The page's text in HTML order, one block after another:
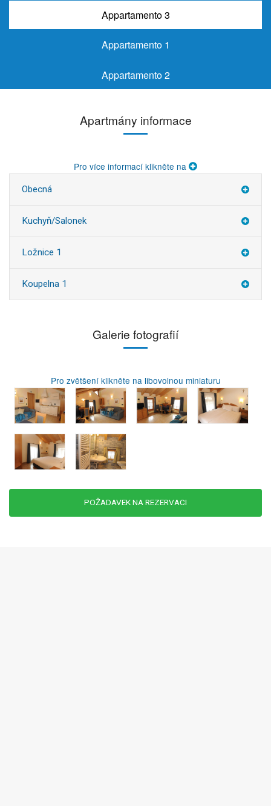
Appartamento 3
Appartamento 1
Appartamento 2
Apartmány informace
Pro více informací klikněte na
Obecná
Kuchyň/Salonek
Ložnice 1
Koupelna 1
Galerie fotografií
Pro zvětšení klikněte na libovolnou miniaturu
POŽADAVEK NA REZERVACI